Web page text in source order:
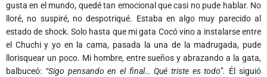
gusta en el mundo, quedé tan emocional que casi no pude hablar. No
lloré, no suspiré, no despotriqué. Estaba en algo muy parecido al
estado de shock. Solo hasta que mi gata Cocó vino a instalarse entre
el Chuchi y yo en la cama, pasada la una de la madrugada, pude
llorisquear un poco. Mi hombre, entre sueños y abrazando a la gata,
balbuceó: “Sigo pensando en el final… Qué triste es todo”. Él siguió